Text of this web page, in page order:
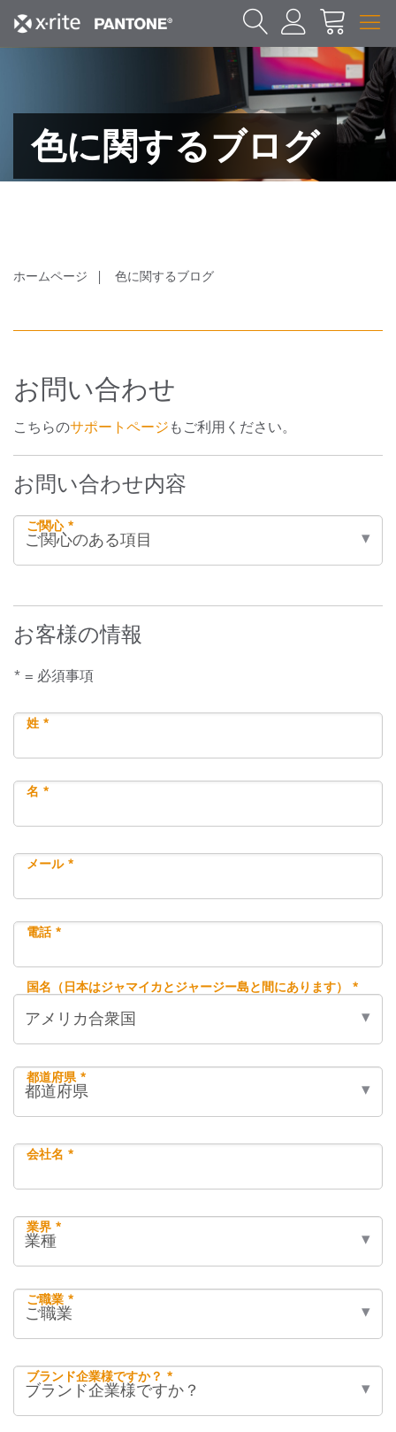
色に関するブログ
ホームページ 色に関するブログ
お問い合わせ
こちらのサポートページ もご利用ください。
お問い合わせ内容
ご関心 *
お客様の情報
* = 必須事項
姓 *
名 *
メール *
電話 *
国名（日本はジャマイカとジャージー島と間にあります） *
都道府県 *
会社名 *
業界 *
ご職業 *
ブランド企業様ですか？ *